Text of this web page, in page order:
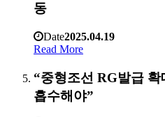
동
Date2025.04.19
Read More
“중형조선 RG발급
흡수해야”